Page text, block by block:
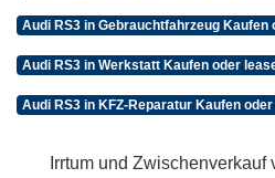
Audi RS3 in Gebrauchtfahrzeug Kaufen
Audi RS3 in Werkstatt Kaufen oder
Audi RS3 in KFZ-Reparatur Kaufen
Irrtum und Zwischenverkauf